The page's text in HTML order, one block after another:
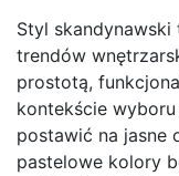
Styl
trendów
prostotą,
kontekście
postawić na jasne
pastelowe kolory